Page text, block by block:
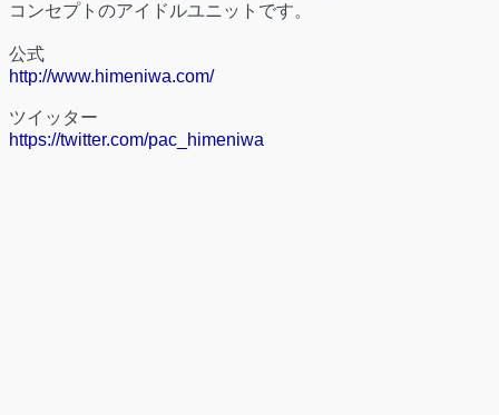
コンセプトのアイドルユニットです。
公式
http://www.himeniwa.com/
ツイッター
https://twitter.com/pac_himeniwa